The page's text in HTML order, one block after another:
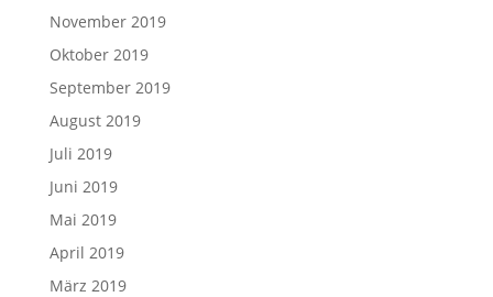
November 2019
Oktober 2019
September 2019
August 2019
Juli 2019
Juni 2019
Mai 2019
April 2019
März 2019